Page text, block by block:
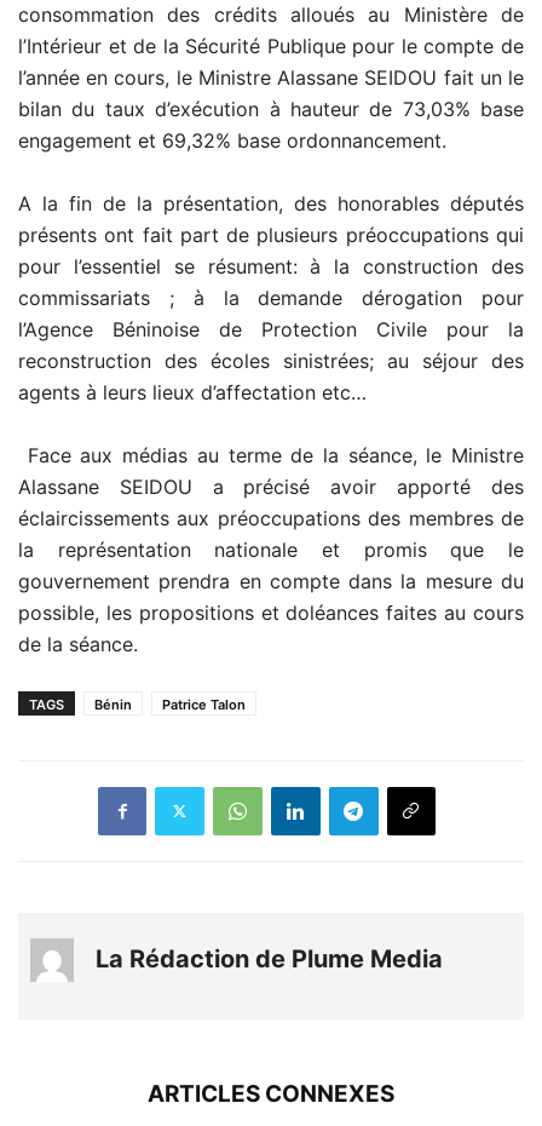
consommation des crédits alloués au Ministère de
l’Intérieur et de la Sécurité Publique pour le compte de
l’année en cours, le Ministre Alassane SEIDOU fait un le
bilan du taux d’exécution à hauteur de 73,03% base
engagement et 69,32% base ordonnancement.
A la fin de la présentation, des honorables députés
présents ont fait part de plusieurs préoccupations qui
pour l’essentiel se résument: à la construction des
commissariats ; à la demande dérogation pour
l’Agence Béninoise de Protection Civile pour la
reconstruction des écoles sinistrées; au séjour des
agents à leurs lieux d’affectation etc…
Face aux médias au terme de la séance, le Ministre
Alassane SEIDOU a précisé avoir apporté des
éclaircissements aux préoccupations des membres de
la représentation nationale et promis que le
gouvernement prendra en compte dans la mesure du
possible, les propositions et doléances faites au cours
de la séance.
TAGS Bénin Patrice Talon
La Rédaction de Plume Media
ARTICLES CONNEXES